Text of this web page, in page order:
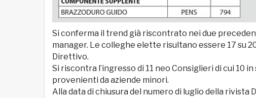
Si conferma il trend già riscontrato nei due
manager. Le colleghe elette risultano essere 17 su
Direttivo.
Si riscontra l’ingresso di 11 neo Consiglieri di cui 10
provenienti da aziende minori.
Alla data di chiusura del numero di luglio della